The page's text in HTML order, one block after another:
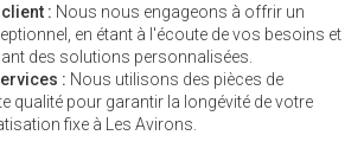
: Nous nous engageons à offrir un
en étant à l'écoute de vos besoins et
des solutions personnalisées.
: Nous utilisons des pièces de
qualité pour garantir la longévité de votre
fixe à Les Avirons